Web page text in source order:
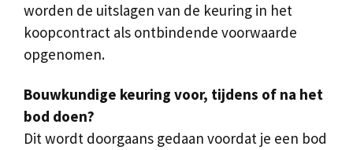
worden de uitslagen van de keuring in het
koopcontract als ontbindende voorwaarde
opgenomen.
Bouwkundige keuring voor, tijdens of na het
bod doen?
Dit wordt doorgaans gedaan voordat je een bod